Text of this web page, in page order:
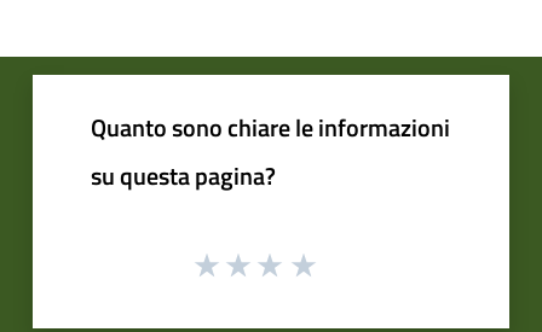
Quanto sono chiare le informazioni
su questa pagina?